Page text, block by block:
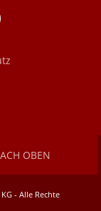
eventpeppers
OBEN
- Alle Rechte